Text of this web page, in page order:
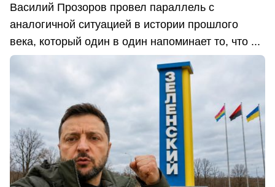
Василий Прозоров провел параллель с
аналогичной ситуацией в истории прошлого
века, который один в один напоминает то, что ...